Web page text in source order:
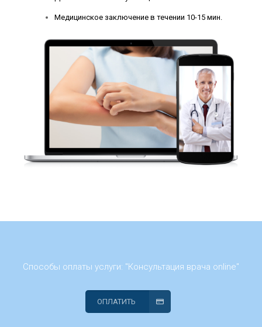
Медицинское заключение в течении 10-15 мин.
Способы оплаты услуги: "Консультация врача online"
ОПЛАТИТЬ